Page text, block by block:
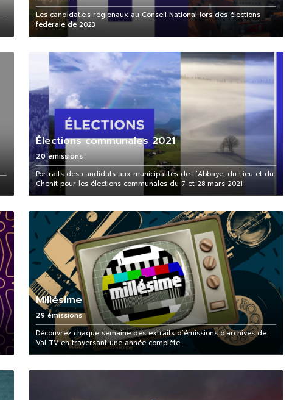
Les candidat.e.s régionaux au Conseil National lors des élections
fédérale de 2023
Élections communales 2021
20 émissions
Portraits des candidats aux municipalités de L’Abbaye, du Lieu et du
Chenit pour les élections communales du 7 et 28 mars 2021
Millésime
29 émissions
Découvrez chaque semaine des extraits d’émissions d'archives de
Val TV en traversant une année complète.